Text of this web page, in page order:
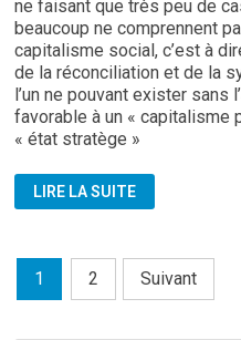
ne faisant que très peu de
beaucoup ne comprennent
capitalisme social, c’est à
de la réconciliation et de la
l’un ne pouvant exister sans
favorable à un « capitalisme
« état stratège »
CE
QUE
GAULLE
DU
CAPITALISME
LIRE LA SUITE
Pagination
des
1 2 Suivant